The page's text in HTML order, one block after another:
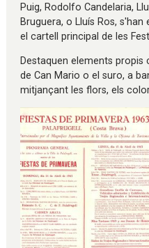
Puig, Rodolfo Candelaria,
Bruguera, o Lluís Ros,
el cartell principal de les
Destaquen elements
de Can Mario o el suro, a
mitjançant les flors, els